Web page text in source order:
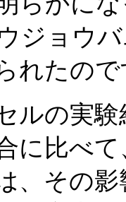
ジョウ
れたの
ルの実
に比べ
、その